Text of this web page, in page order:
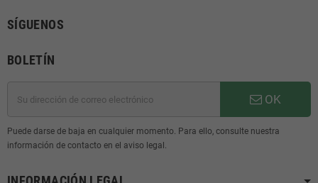
SÍGUENOS
BOLETÍN
OK
Puede darse de baja en cualquier momento. Para ello, consulte nuestra
información de contacto en el aviso legal.